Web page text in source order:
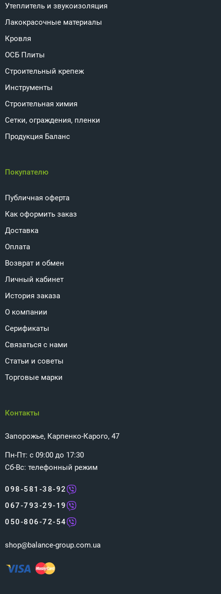
Утеплитель и звукоизоляция
Лакокрасочные материалы
Кровля
ОСБ Плиты
Строительный крепеж
Инструменты
Строительная химия
Сетки, ограждения, пленки
Продукция Баланс
Покупателю
Публичная оферта
Как оформить заказ
Доставка
Оплата
Возврат и обмен
Личный кабинет
История заказа
О компании
Серификаты
Связаться с нами
Статьи и советы
Торговые марки
Контакты
Запорожье, Карпенко-Карого, 47
Пн-Пт: с 09:00 до 17:30
Сб-Вс: телефонный режим
098-581-38-92
067-793-29-19
050-806-72-54
shop@balance-group.com.ua